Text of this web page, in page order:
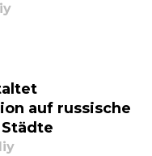
auf russische